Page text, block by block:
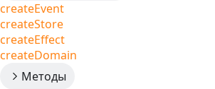
createEvent
createStore
createEffect
createDomain
Методы